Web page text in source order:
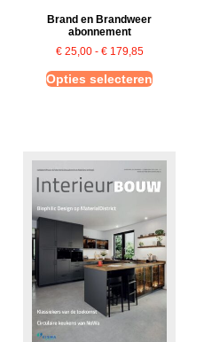
Brand en Brandweer
abonnement
€25,00 - €179,85
Opties selecteren